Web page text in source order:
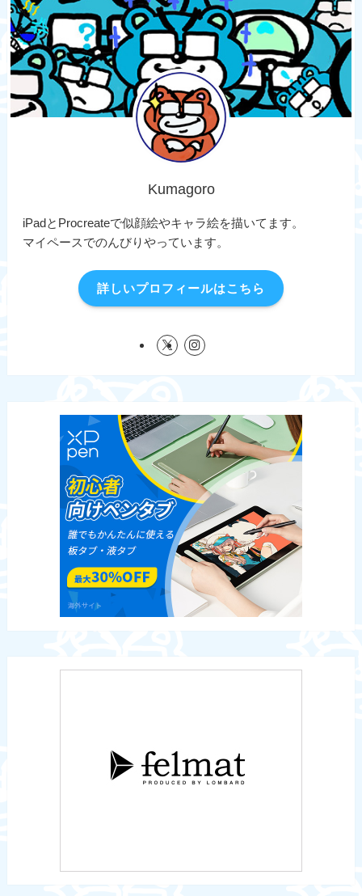
Kumagoro
iPadとProcreateで似顔絵やキャラ絵を描いてます。
マイペースでのんびりやっています。
詳しいプロフィールはこちら